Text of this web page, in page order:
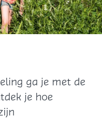
ga je met de
je hoe